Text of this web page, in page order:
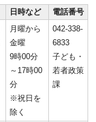
日時など
電話番号
月曜から
金曜
9時00分
～17時00
分
※祝日を
除く
042-338-
6833
子ども・
若者政策
課